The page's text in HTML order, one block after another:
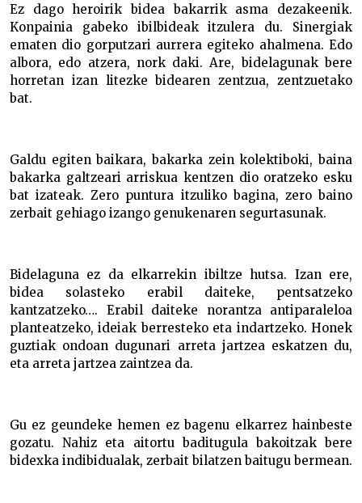
Ez dago heroirik bidea bakarrik asma dezakeenik.
Konpainia gabeko ibilbideak itzulera du. Sinergiak
ematen dio gorputzari aurrera egiteko ahalmena. Edo
albora, edo atzera, nork daki. Are, bidelagunak bere
horretan izan litezke bidearen zentzua, zentzuetako
bat.
Galdu egiten baikara, bakarka zein kolektiboki, baina
bakarka galtzeari arriskua kentzen dio oratzeko esku
bat izateak. Zero puntura itzuliko bagina, zero baino
zerbait gehiago izango genukenaren segurtasunak.
Bidelaguna ez da elkarrekin ibiltze hutsa. Izan ere,
bidea solasteko erabil daiteke, pentsatzeko
kantzatzeko…. Erabil daiteke norantza antiparaleloa
planteatzeko, ideiak berresteko eta indartzeko. Honek
guztiak ondoan dugunari arreta jartzea eskatzen du,
eta arreta jartzea zaintzea da.
Gu ez geundeke hemen ez bagenu elkarrez hainbeste
gozatu. Nahiz eta aitortu baditugula bakoitzak bere
bidexka indibidualak, zerbait bilatzen baitugu bermean.